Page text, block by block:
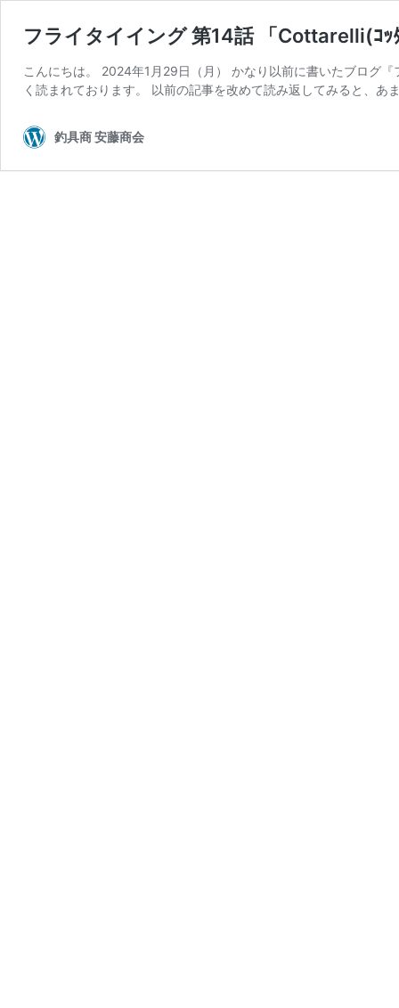
フライタイイング 第14話 「Cottarelli(ｺｯ
こんにちは。 2024年1月29日（月） かなり以前に書いたブログ
く読まれております。 以前の記事を改めて読み返してみると、
釣具商 安藤商会